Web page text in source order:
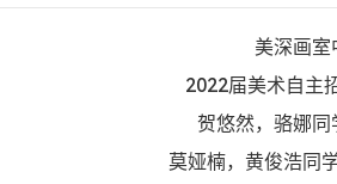
美深画室
2022届美术自主
贺悠然，骆娜同
莫娅楠，黄俊浩同